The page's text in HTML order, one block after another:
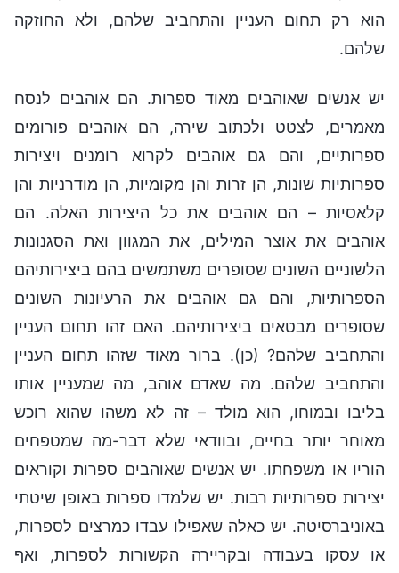
הוא רק תחום העניין והתחביב שלהם, ולא החוזקה
שלהם.
יש אנשים שאוהבים מאוד ספרות. הם אוהבים לנסח
מאמרים, לצטט ולכתוב שירה, הם אוהבים פורומים
ספרותיים, והם גם אוהבים לקרוא רומנים ויצירות
ספרותיות שונות, הן זרות והן מקומיות, הן מודרניות והן
קלאסיות – הם אוהבים את כל היצירות האלה. הם
אוהבים את אוצר המילים, את המגוון ואת הסגנונות
הלשוניים השונים שסופרים משתמשים בהם ביצירותיהם
הספרותיות, והם גם אוהבים את הרעיונות השונים
שסופרים מבטאים ביצירותיהם. האם זהו תחום העניין
והתחביב שלהם? (כן). ברור מאוד שזהו תחום העניין
והתחביב שלהם. מה שאדם אוהב, מה שמעניין אותו
בליבו ובמוחו, הוא מולד – זה לא משהו שהוא רוכש
מאוחר יותר בחיים, ובוודאי שלא דבר-מה שמטפחים
הוריו או משפחתו. יש אנשים שאוהבים ספרות וקוראים
יצירות ספרותיות רבות. יש שלמדו ספרות באופן שיטתי
באוניברסיטה. יש כאלה שאפילו עבדו כמרצים לספרות,
או עסקו בעבודה ובקריירה הקשורות לספרות, ואף